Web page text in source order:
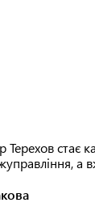
Терехов стає
а